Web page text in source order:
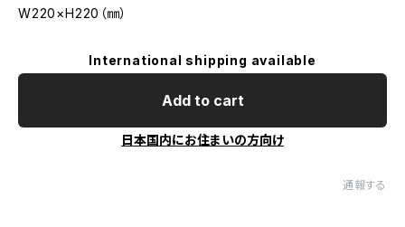
W220×H220（㎜）
International shipping available
Add to cart
日本国内にお住まいの方向け
通報する